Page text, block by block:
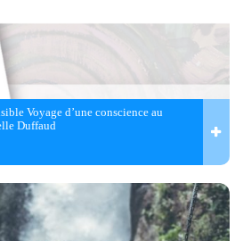
Voyage d’une conscience au
Duffaud